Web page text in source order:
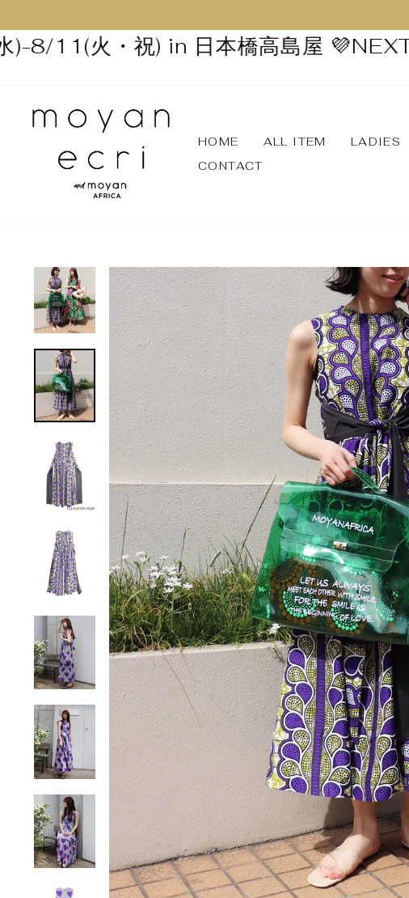
火・祝) in 日本橋高島屋 💜NEXT
HOME ALL ITEM LADIES
CONTACT